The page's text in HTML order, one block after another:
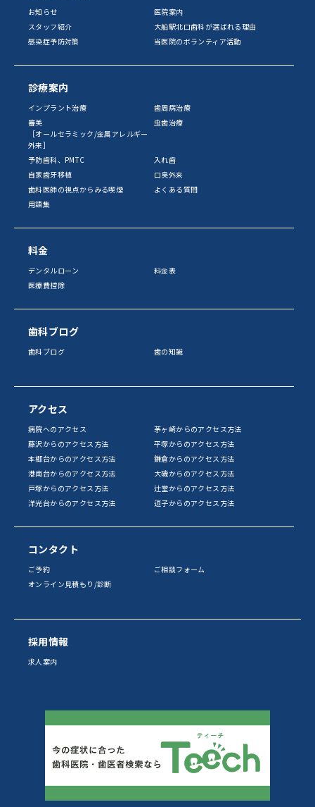
お知らせ
医院案内
スタッフ紹介
大船駅北口歯科が選ばれる理由
感染症予防対策
当医院のボランティア活動
診療案内
インプラント治療
歯周病治療
審美
［オールセラミック/金属アレルギー
外来］
虫歯治療
予防歯科、PMTC
入れ歯
自家歯牙移植
口臭外来
歯科医師の視点からみる喫煙
よくある質問
用語集
料金
デンタルローン
料金表
医療費控除
歯科ブログ
歯科ブログ 歯の知識
アクセス
病院へのアクセス
茅ヶ崎からのアクセス方法
藤沢からのアクセス方法
平塚からのアクセス方法
本郷台からのアクセス方法
鎌倉からのアクセス方法
港南台からのアクセス方法
大磯からのアクセス方法
戸塚からのアクセス方法
辻堂からのアクセス方法
洋光台からのアクセス方法
逗子からのアクセス方法
コンタクト
ご予約
ご相談フォーム
オンライン見積もり/診断
採用情報
求人案内